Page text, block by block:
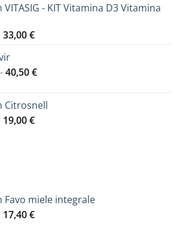
da
VITASIG - KIT Vitamina D3 Vitamina
Il
originale
era:
33,00€Il
è:
-40,50€Fascia
da
Citrosnell
Il
19,00€Il
Favo miele integrale
Il
17,40€Il